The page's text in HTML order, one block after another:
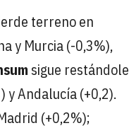
terreno en
y Murcia (-0,3%),
sigue restándole
y Andalucía (+0,2).
(+0,2%);